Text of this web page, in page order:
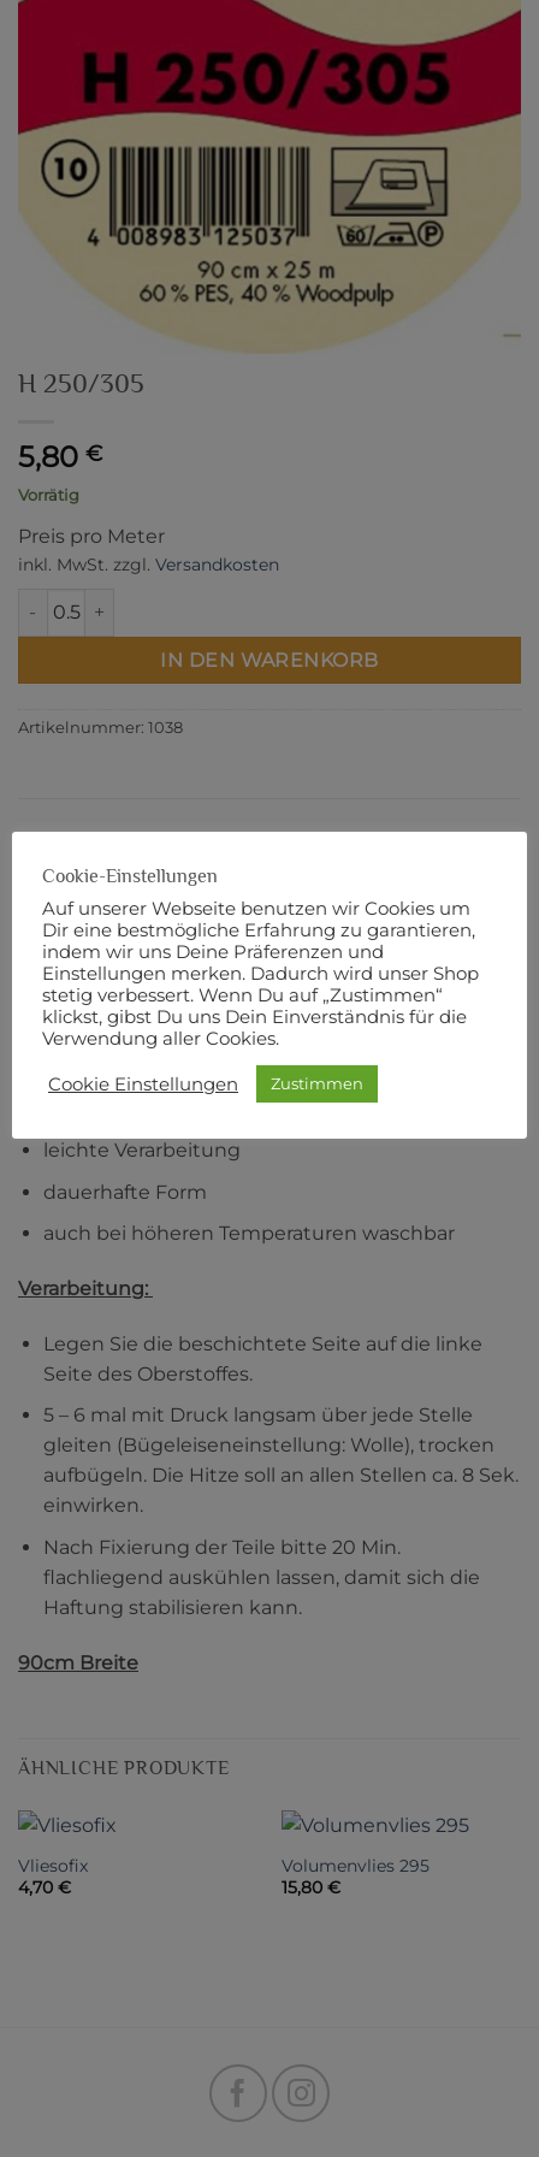
H 250/305
5,80 €
Vorrätig
Preis pro Meter
inkl. MwSt. zzgl. Versandkosten
H 250/305 Menge
IN DEN WARENKORB
Artikelnummer: 1038
ZUSÄTZLICHE INFORMATIONEN
PRODUKTSICHERHEIT
Verwendung für:
Leichte bis mittelschwere Stoffe, wie Baumwolle
Vorteile:
leichte Verarbeitung
dauerhafte Form
auch bei höheren Temperaturen waschbar
Verarbeitung:
Legen Sie die beschichtete Seite auf die linke
Seite des Oberstoffes.
5 – 6 mal mit Druck langsam über jede Stelle
gleiten (Bügeleiseneinstellung: Wolle), trocken
aufbügeln. Die Hitze soll an allen Stellen ca. 8 Sek.
einwirken.
Nach Fixierung der Teile bitte 20 Min.
flachliegend auskühlen lassen, damit sich die
Haftung stabilisieren kann.
90cm Breite
ÄHNLICHE PRODUKTE
Vliesofix
4,70 €
Volumenvlies 295
15,80 €
Cookie-Einstellungen
Auf unserer Webseite benutzen wir Cookies um
Dir eine bestmögliche Erfahrung zu garantieren,
indem wir uns Deine Präferenzen und
Einstellungen merken. Dadurch wird unser Shop
stetig verbessert. Wenn Du auf „Zustimmen“
klickst, gibst Du uns Dein Einverständnis für die
Verwendung aller Cookies.
Cookie Einstellungen Zustimmen